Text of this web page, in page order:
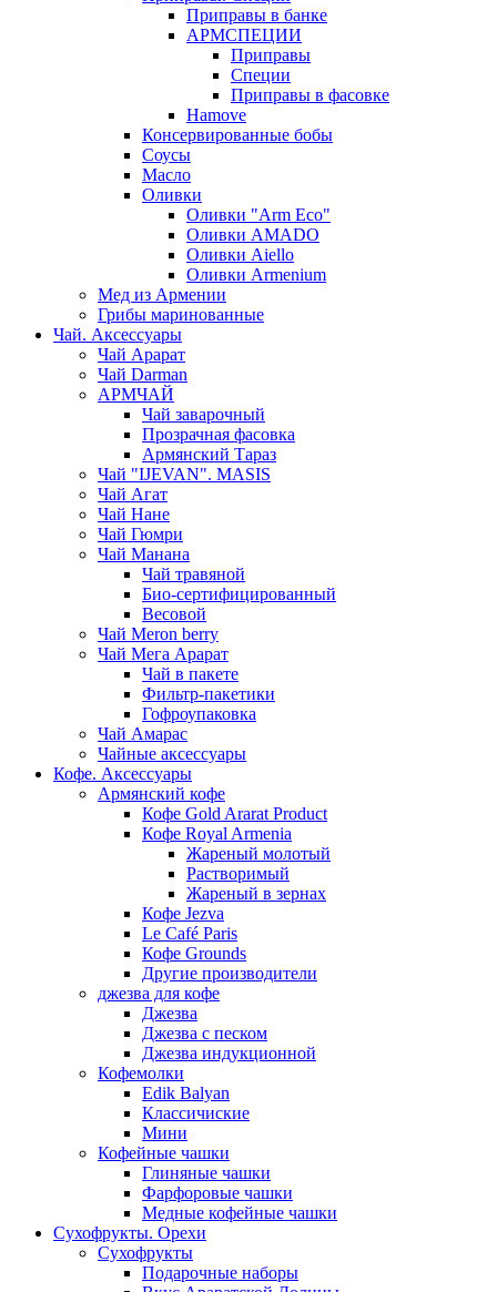
Приправы в банке
АРМСПЕЦИИ
Приправы
Специи
Приправы в фасовке
Hamove
Консервированные бобы
Соусы
Масло
Оливки
Оливки "Arm Eco"
Оливки AMADO
Оливки Aiello
Оливки Armenium
Мед из Армении
Грибы маринованные
Чай. Аксессуары
Чай Арарат
Чай Darman
АРМЧАЙ
Чай заварочный
Прозрачная фасовка
Армянский Тараз
Чай "IJEVAN". MASIS
Чай Агат
Чай Нане
Чай Гюмри
Чай Манана
Чай травяной
Био-сертифицированный
Весовой
Чай Meron berry
Чай Мега Арарат
Чай в пакете
Фильтр-пакетики
Гофроупаковка
Чай Амарас
Чайные аксессуары
Кофе. Аксессуары
Армянский кофе
Кофе Gold Ararat Product
Кофе Royal Armenia
Жареный молотый
Растворимый
Жареный в зернах
Кофе Jezva
Le Café Paris
Кофе Grounds
Другие производители
джезва для кофе
Джезва
Джезва с песком
Джезва индукционной
Кофемолки
Edik Balyan
Классичиские
Мини
Кофейные чашки
Глиняные чашки
Фарфоровые чашки
Медные кофейные чашки
Сухофрукты. Орехи
Сухофрукты
Подарочные наборы